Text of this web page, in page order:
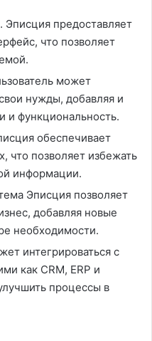
Эписция предоставляет
что позволяет
может
нужды, добавляя и
и функциональность.
обеспечивает
что позволяет избежать
информации.
Эписция позволяет
добавляя новые
необходимости.
интегрироваться с
как CRM, ERP и
процессы в